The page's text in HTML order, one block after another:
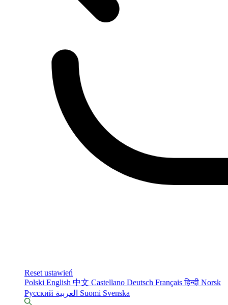
Reset ustawień
Polski English 中文 Castellano Deutsch Françaisहिन्दी Norsk
Русский
Suomi Svenska